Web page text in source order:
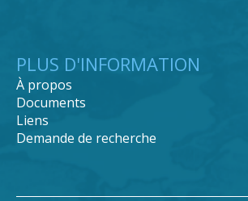
PLUS D'INFORMATION
À propos
Documents
Liens
Demande de recherche